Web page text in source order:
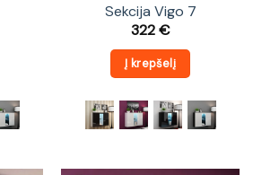
Sekcija Vigo 7
322€
Į krepšelį